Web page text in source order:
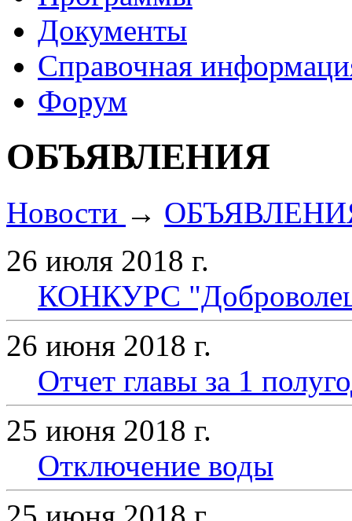
Документы
Справочная
Форум
ОБЪЯВЛЕНИЯ
Новости →
26 июля 2018 г.
КОНКУРС
26 июня 2018 г.
Отчет главы за 1
25 июня 2018 г.
Отключение воды